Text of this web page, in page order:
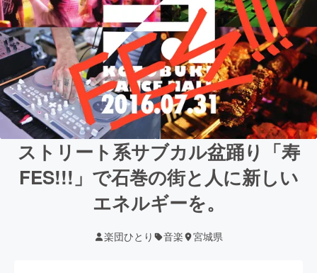
ストリート系サブカル盆踊り「寿
FES!!!」で石巻の街と人に新しい
エネルギーを。
楽団ひとり 音楽 宮城県